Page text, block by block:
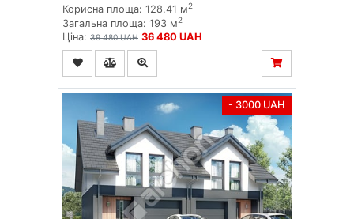
Корисна площа: 128.41 м2
Загальна площа: 193 м2
Ціна: 39 480 UAH 36 480 UAH
- 3000 UAH